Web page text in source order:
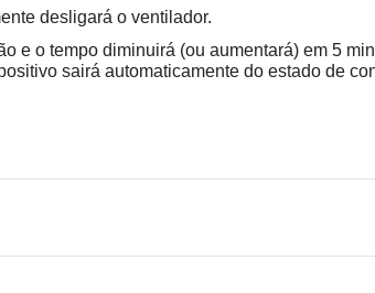
desligará o ventilador.
e o tempo diminuirá (ou aumentará) em 5
sairá automaticamente do estado de